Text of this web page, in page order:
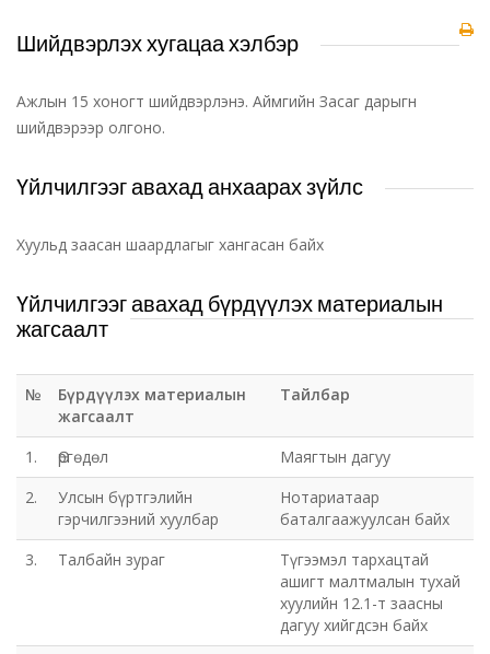
Шийдвэрлэх хугацаа хэлбэр
Ажлын 15 хоногт шийдвэрлэнэ. Аймгийн Засаг дарыгн
шийдвэрээр олгоно.
Үйлчилгээг авахад анхаарах зүйлс
Хуульд заасан шаардлагыг хангасан байх
Үйлчилгээг авахад бүрдүүлэх материалын
жагсаалт
№
Бүрдүүлэх материалын
жагсаалт
Тайлбар
1. Өргөдөл
Маягтын дагуу
2.
Улсын бүртгэлийн
гэрчилгээний хуулбар
Нотариатаар
баталгаажуулсан байх
3.
Талбайн зураг
Түгээмэл тархацтай
ашигт малтмалын тухай
хуулийн 12.1-т заасны
дагуу хийгдсэн байх